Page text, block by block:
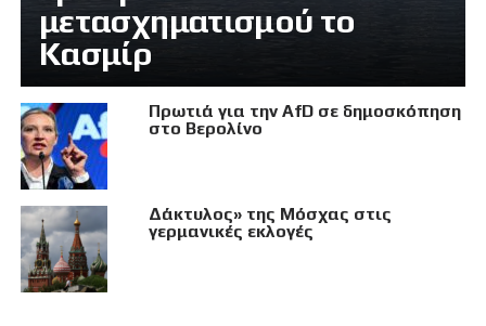
μετασχηματισμού το
Κασμίρ
Πρωτιά για την AfD σε δημοσκόπηση
στο Βερολίνο
Δάκτυλος» της Μόσχας στις
γερμανικές εκλογές